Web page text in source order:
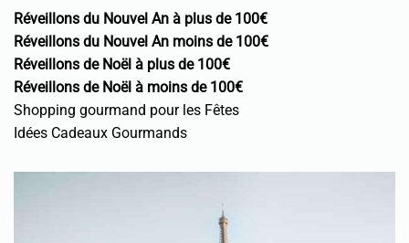
Réveillons du Nouvel An à plus de 100€
Réveillons du Nouvel An moins de 100€
Réveillons de Noël à plus de 100€
Réveillons de Noël à moins de 100€
Shopping gourmand pour les Fêtes
Idées Cadeaux Gourmands